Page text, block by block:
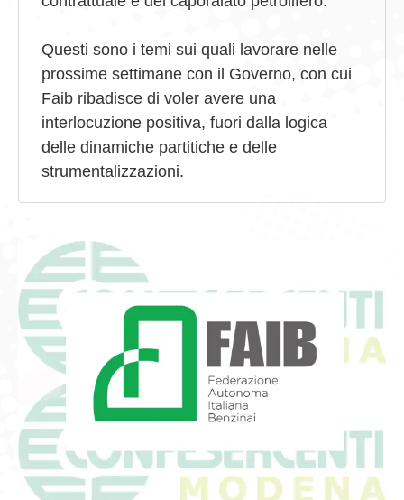
Questi sono i temi sui quali lavorare nelle
prossime settimane con il Governo, con cui
Faib ribadisce di voler avere una
interlocuzione positiva, fuori dalla logica
delle dinamiche partitiche e delle
strumentalizzazioni.